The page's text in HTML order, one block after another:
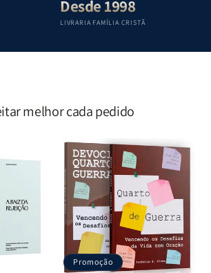
Desde 1998
LIVRARIA FAMÍLIA CRISTÃ
melhor cada pedido
Promoção